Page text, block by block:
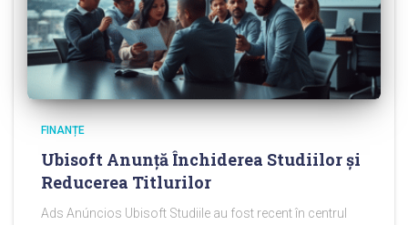
FINANȚE
Ubisoft Anunță Închiderea Studiilor și
Reducerea Titlurilor
Ads Anúncios Ubisoft Studiile au fost recent în centrul